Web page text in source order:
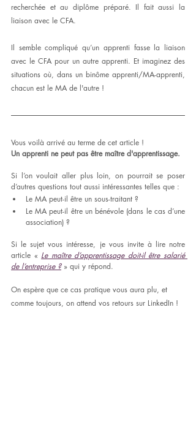
recherchée et au diplôme préparé. Il fait aussi la
liaison avec le CFA.
Il semble compliqué qu’un apprenti fasse la liaison
avec le CFA pour un autre apprenti. Et imaginez des
situations où, dans un binôme apprenti/MA-apprenti,
chacun est le MA de l'autre !
Vous voilà arrivé au terme de cet article !
Un apprenti ne peut pas être maître d'apprentissage.
Si l’on voulait aller plus loin, on pourrait se poser
d’autres questions tout aussi intéressantes telles que :
Le MA peut-il être un sous-traitant ?
Le MA peut-il être un bénévole (dans le cas d’une
association) ?
Si le sujet vous intéresse, je vous invite à lire notre
article « Le maître d’apprentissage doit-il être salarié
de l’entreprise ? » qui y répond.
On espère que ce cas pratique vous aura plu, et
comme toujours, on attend vos retours sur LinkedIn !